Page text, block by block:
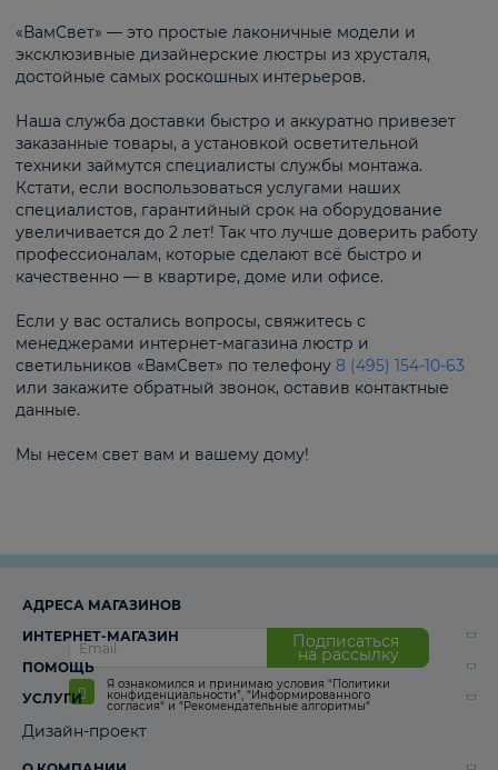
«ВамСвет» — это простые лаконичные модели и
эксклюзивные дизайнерские люстры из хрусталя,
достойные самых роскошных интерьеров.
Наша служба доставки быстро и аккуратно привезет
заказанные товары, а установкой осветительной
техники займутся специалисты службы монтажа.
Кстати, если воспользоваться услугами наших
специалистов, гарантийный срок на оборудование
увеличивается до 2 лет! Так что лучше доверить работу
профессионалам, которые сделают всё быстро и
качественно — в квартире, доме или офисе.
Если у вас остались вопросы, свяжитесь с
менеджерами интернет-магазина люстр и
светильников «ВамСвет» по телефону 8 (495) 154-10-63
или закажите обратный звонок, оставив контактные
данные.
Мы несем свет вам и вашему дому!
Подписаться
на рассылку
Я ознакомился и принимаю условия “Политики
конфиденциальности”, “Информированного
согласия“ и “Рекомендательные алгоритмы“
АДРЕСА МАГАЗИНОВ
ИНТЕРНЕТ-МАГАЗИН
ПОМОЩЬ
УСЛУГИ
Дизайн-проект